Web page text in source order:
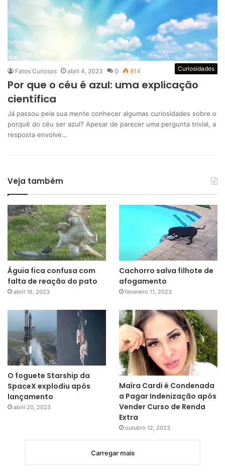
Curiosidades
Fatos Curiosos abril 4, 2023 0 814
Por que o céu é azul: uma explicação
científica
Já passou pela sua mente conhecer algumas curiosidades sobre o
porquê do céu ser azul? Apesar de parecer uma pergunta trivial, a
resposta envolve…
Veja também
Águia fica confusa com
falta de reação do pato
abril 16, 2023
Cachorro salva filhote de
afogamento
fevereiro 11, 2023
O foguete Starship da
SpaceX explodiu após
lançamento
abril 20, 2023
Maíra Cardi é Condenada
a Pagar Indenização após
Vender Curso de Renda
Extra
outubro 12, 2023
Carregar mais